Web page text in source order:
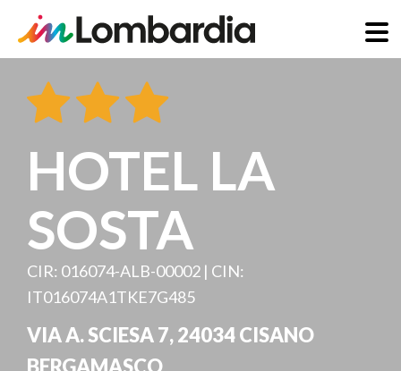
zum
Inhalt
HOTEL LA
SOSTA
CIR: 016074-ALB-00002 | CIN:
IT016074A1TKE7G485
VIA A. SCIESA 7,24034CISANO
BERGAMASCO